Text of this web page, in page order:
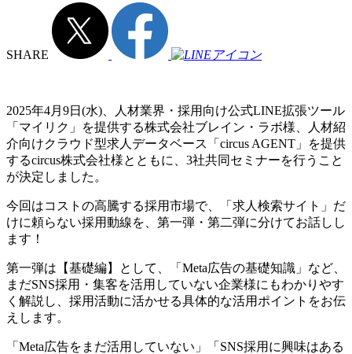
SHARE
2025年4月9日(水)、人材業界・採用向け公式LINE拡張ツール
「マイリク」を提供する株式会社ブレイン・ラボ様、人材紹
介向けクラウド型求人データベース「circus AGENT」を提供
するcircus株式会社様とともに、3社共同セミナーを行うこと
が決定しました。
今回はコストの高騰する採用市場で、「求人検索サイト」だ
けに頼らない採用動線を、第一弾・第二弾に分けてお話しし
ます！
第一弾は【基礎編】として、「Meta広告の基礎知識」など、
まだSNS採用・集客を活用していない企業様にもわかりやす
く解説し、採用活動に活かせる具体的な活用ポイントをお伝
えします。
「Meta広告をまだ活用していない」「SNS採用に興味はある